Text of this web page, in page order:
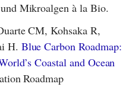
Mikroalgen à la Bio.
CM, Kohsaka R,
H. Blue Carbon Roadmap:
Coastal and Ocean
Roadmap